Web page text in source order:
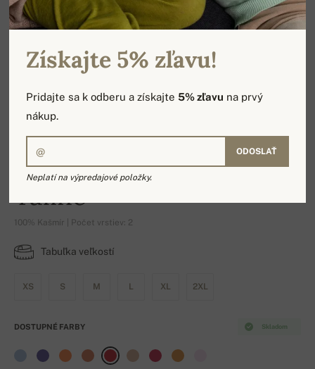
Taline
100% Kašmír | Počet vrstiev: 2
Tabuľka veľkostí
XS S M L XL 2XL
Skladom
DOSTUPNÉ FARBY
Získajte 5% zľavu!
Pridajte sa k odberu a získajte5% zľavu na prvý
nákup.
ODOSLAŤ
Neplatí na výpredajové položky.